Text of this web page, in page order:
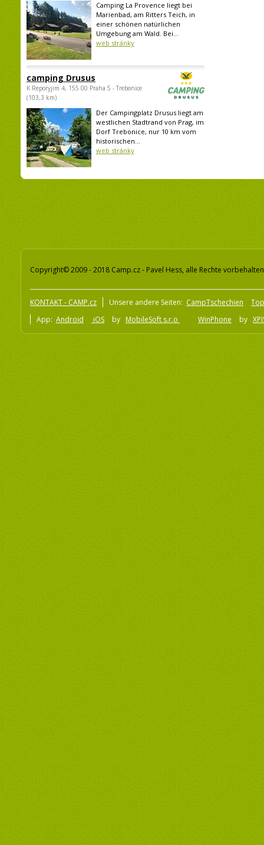
Camping La Provence liegt bei
Marienbad, am Ritters Teich, in
einer schönen natürlichen
Umgebung am Wald. Bei...
web stránky
camping Drusus
K Reporyjim 4, 155 00 Praha 5 - Trebonice
(103,3 km)
Der Campingplatz Drusus liegt am
westlichen Stadtrand von Prag, im
Dorf Trebonice, nur 10 km vom
historischen...
web stránky
Copyright© 2009 - 2018 Camp.cz - Pavel Hess, alle Rechte vorbehalten
KONTAKT - CAMP.cz Unsere andere Seiten: CampTschechien
App: Android iOS by MobileSoft s.r.o WinPhone by